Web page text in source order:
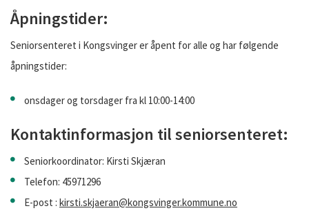
Åpningstider:
Seniorsenteret i Kongsvinger er åpent for alle og har følgende
åpningstider:
onsdager og torsdager fra kl 10:00-14:00
Kontaktinformasjon til seniorsenteret:
Seniorkoordinator: Kirsti Skjæran
Telefon: 45971296
E-post : kirsti.skjaeran@kongsvinger.kommune.no